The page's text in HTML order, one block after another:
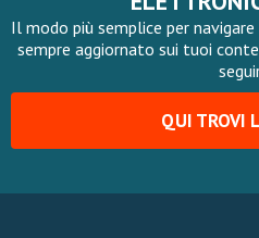
Il modo più semplice per
sempre aggiornato sui tuoi
QUI TROVI